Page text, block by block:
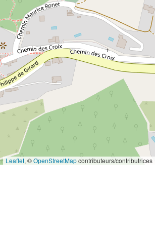
Leaflet, ©OpenStreetMapcontributeurs/contributrices